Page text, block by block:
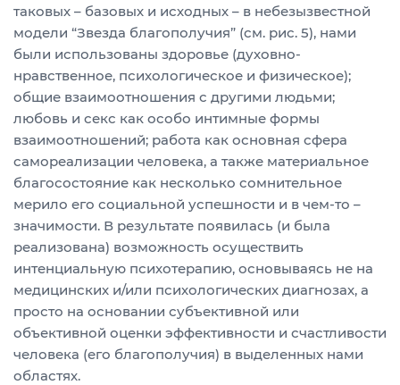
таковых – базовых и исходных – в небезызвестной
модели “Звезда благополучия” (см. рис. 5), нами
были использованы здоровье (духовно-
нравственное, психологическое и физическое);
общие взаимоотношения с другими людьми;
любовь и секс как особо интимные формы
взаимоотношений; работа как основная сфера
самореализации человека, а также материальное
благосостояние как несколько сомнительное
мерило его социальной успешности и в чем-то –
значимости. В результате появилась (и была
реализована) возможность осуществить
интенциальную психотерапию, основываясь не на
медицинских и/или психологических диагнозах, а
просто на основании субъективной или
объективной оценки эффективности и счастливости
человека (его благополучия) в выделенных нами
областях.